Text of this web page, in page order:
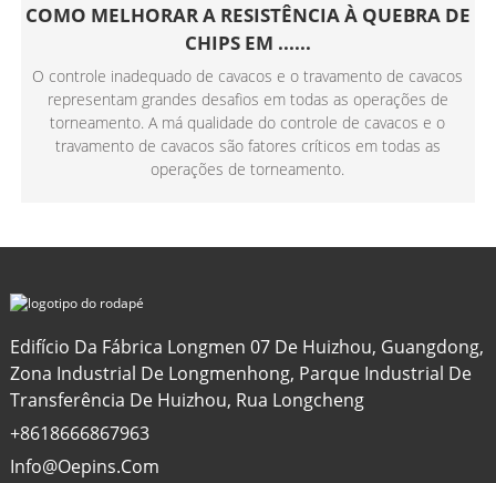
COMO MELHORAR A RESISTÊNCIA À QUEBRA DE
CHIPS EM ......
O controle inadequado de cavacos e o travamento de cavacos
representam grandes desafios em todas as operações de
torneamento. A má qualidade do controle de cavacos e o
travamento de cavacos são fatores críticos em todas as
operações de torneamento.
Edifício Da Fábrica Longmen 07 De Huizhou, Guangdong,
Zona Industrial De Longmenhong, Parque Industrial De
Transferência De Huizhou, Rua Longcheng
+8618666867963
Info@oepins.com